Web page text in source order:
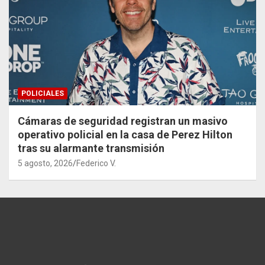
POLICIALES
Cámaras de seguridad registran un masivo
operativo policial en la casa de Perez Hilton
tras su alarmante transmisión
5 agosto, 2026 Federico V.